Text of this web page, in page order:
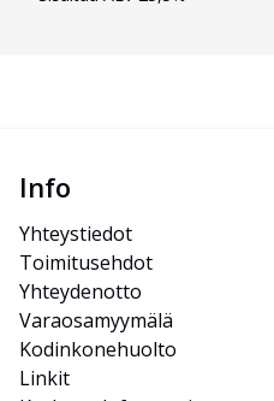
Info
Yhteystiedot
Toimitusehdot
Yhteydenotto
Varaosamyymälä
Kodinkonehuolto
Linkit